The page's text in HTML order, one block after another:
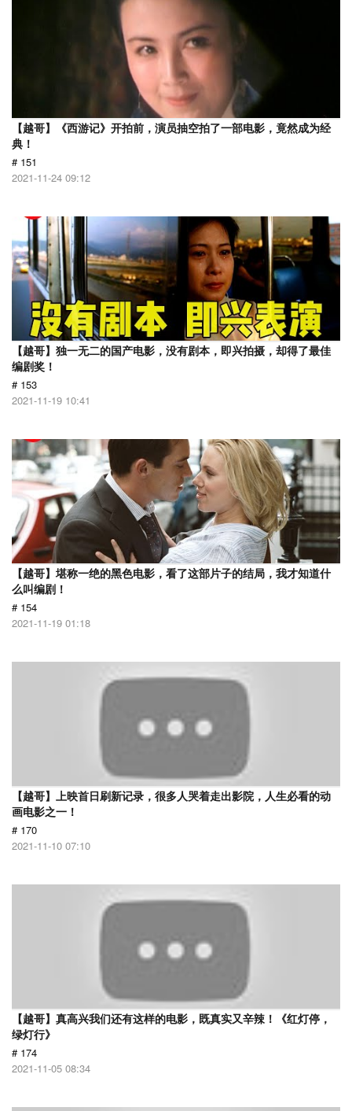
【越哥】《西游记》开拍前，演员抽空拍了一部电影，竟然成为经
典！
# 151
2021-11-24 09:12
【越哥】独一无二的国产电影，没有剧本，即兴拍摄，却得了最佳
编剧奖！
# 153
2021-11-19 10:41
【越哥】堪称一绝的黑色电影，看了这部片子的结局，我才知道什
么叫编剧！
# 154
2021-11-19 01:18
【越哥】上映首日刷新记录，很多人哭着走出影院，人生必看的动
画电影之一！
# 170
2021-11-10 07:10
【越哥】真高兴我们还有这样的电影，既真实又辛辣！《红灯停，
绿灯行》
# 174
2021-11-05 08:34